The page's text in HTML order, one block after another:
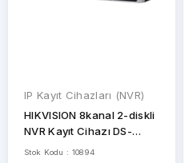
IP Kayıt Cihazları (NVR)
HIKVISION 8kanal 2-diskli
NVR Kayıt Cihazı DS-
7608NI-Q2
Stok Kodu : 10894